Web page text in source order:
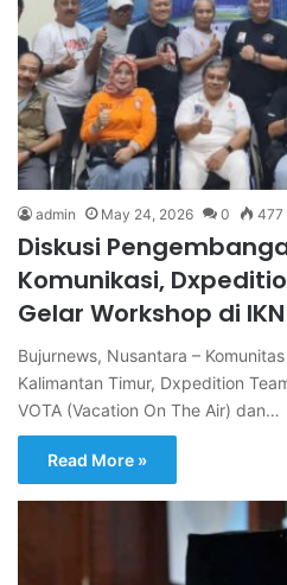
admin May 24, 2026 0 477
Diskusi
Komunikasi,
Gelar Workshop di IKN
Bujurnews, Nusantara –
Kalimantan Timur, Dxpedition
VOTA (Vacation On The Air) dan…
Read More »